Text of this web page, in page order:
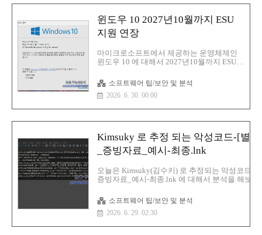
악성코드 분석해당 악성코드는 Windows..
윈도우 10 2027년10월까지 ESU
지원 연장
마이크로소프트에서 제공하는 운영체제인
윈도우 10 에 대해서 2027년10월까지 ESU
는 일반 사용자를 위한 Windows 10 확장 보
안 업데이트(ESU) 프로그램의 적용 기간을 1
년 더 연장되었습니다.해당 ESU 프로그램에
번 변경 사항은 공식 발표 없이 이루어졌으
며 마이크로소프트의 Windows 10 ESU 문서
업데이트와 전날 게시된 Windows
Experience 블로그 게시물의 편집자 주를 통
해 확인되었습니다.원래 소비자용 ESU 프로
그램은 2026년 10월 12일에 종료될 예정이
었지만 해다 ESU 등록된 사용자들은 2027년
10월의 2027년 종료일까지 계속 지원..
소프트웨어 팁/보안 및 분석
2026. 6. 30. 00:00
Kimsuky 로 추정 되는 악성코드-[별
_증빙자료_예시-최종.lnk
오늘은 Kimsuky(김수키) 로 추정되는 악성코드
증빙자료_예시-최종.lnk 에 대해서 분석을 해보
있습니다.파일명:[별첨1]_사고인지_유형별_증
즈:42
소프트웨어 팁/보안 및 분석
2026. 6. 29. 02:30